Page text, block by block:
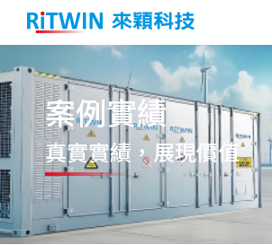
案例實績
真實實績 ，展現價值